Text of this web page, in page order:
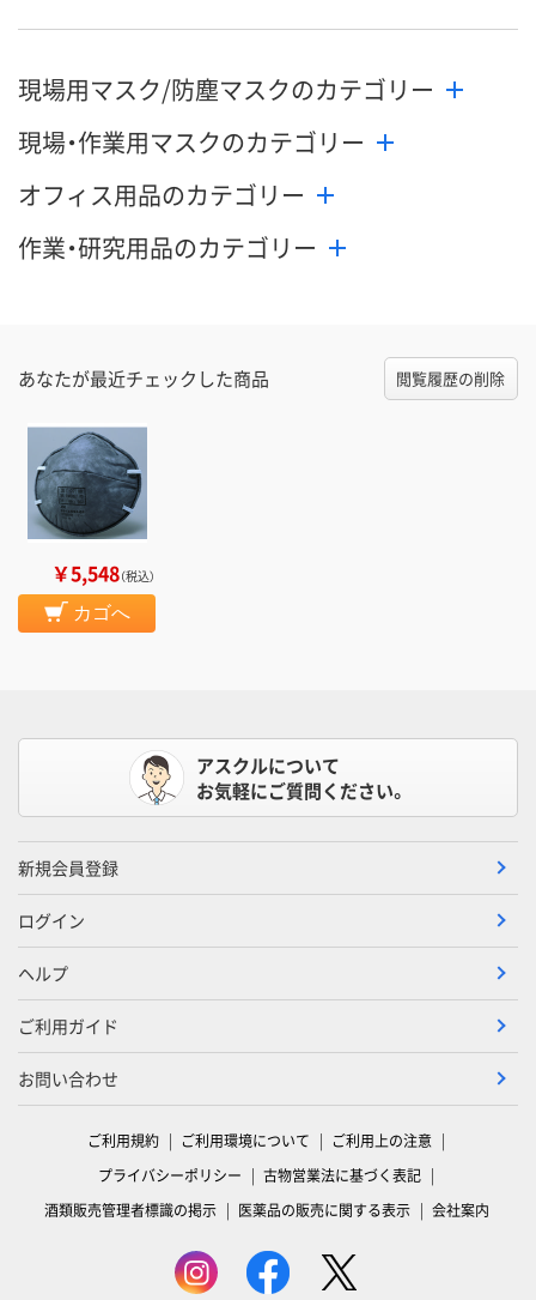
現場用マスク/防塵マスクのカテゴリー
現場・作業用マスクのカテゴリー
オフィス用品のカテゴリー
作業・研究用品のカテゴリー
あなたが最近チェックした商品 閲覧履歴の削除
￥5,548（税込）
カゴへ
アスクルについて
お気軽にご質問ください。
新規会員登録
ログイン
ヘルプ
ご利用ガイド
お問い合わせ
ご利用規約 ご利用環境について
ご利用上の注意
プライバシーポリシー
古物営業法に基づく表記
酒類販売管理者標識の掲示
医薬品の販売に関する表示 会社案内